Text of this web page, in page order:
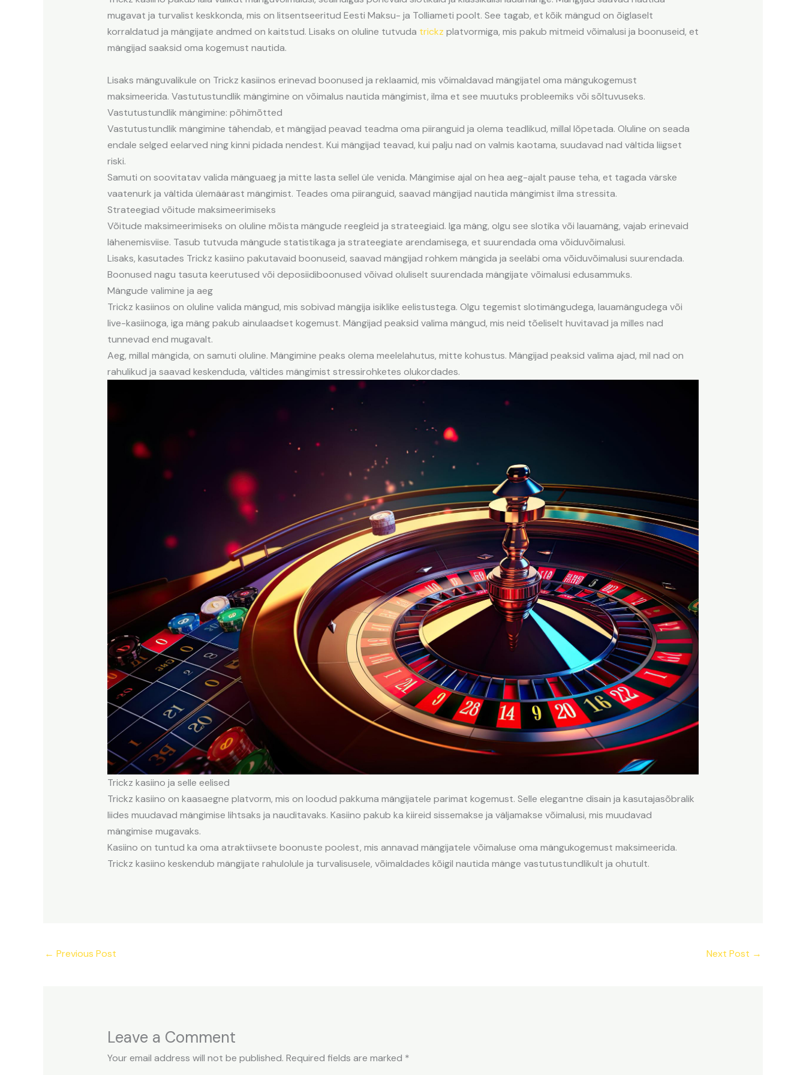
mugavat ja turvalist keskkonda, mis on litsentseeritud Eesti Maksu- ja Tolliameti poolt. See tagab, et kõik mängud on õiglaselt
korraldatud ja mängijate andmed on kaitstud. Lisaks on oluline tutvuda trickz platvormiga, mis pakub mitmeid võimalusi ja boonuseid, et
mängijad saaksid oma kogemust nautida.
Lisaks mänguvalikule on Trickz kasiinos erinevad boonused ja reklaamid, mis võimaldavad mängijatel oma mängukogemust
maksimeerida. Vastutustundlik mängimine on võimalus nautida mängimist, ilma et see muutuks probleemiks või sõltuvuseks.
Vastutustundlik mängimine: põhimõtted
Vastutustundlik mängimine tähendab, et mängijad peavad teadma oma piiranguid ja olema teadlikud, millal lõpetada. Oluline on seada
endale selged eelarved ning kinni pidada nendest. Kui mängijad teavad, kui palju nad on valmis kaotama, suudavad nad vältida liigset
riski.
Samuti on soovitatav valida mänguaeg ja mitte lasta sellel üle venida. Mängimise ajal on hea aeg-ajalt pause teha, et tagada värske
vaatenurk ja vältida ülemäärast mängimist. Teades oma piiranguid, saavad mängijad nautida mängimist ilma stressita.
Strateegiad võitude maksimeerimiseks
Võitude maksimeerimiseks on oluline mõista mängude reegleid ja strateegiaid. Iga mäng, olgu see slotika või lauamäng, vajab erinevaid
lähenemisviise. Tasub tutvuda mängude statistikaga ja strateegiate arendamisega, et suurendada oma võiduvõimalusi.
Lisaks, kasutades Trickz kasiino pakutavaid boonuseid, saavad mängijad rohkem mängida ja seeläbi oma võiduvõimalusi suurendada.
Boonused nagu tasuta keerutused või deposiidiboonused võivad oluliselt suurendada mängijate võimalusi edusammuks.
Mängude valimine ja aeg
Trickz kasiinos on oluline valida mängud, mis sobivad mängija isiklike eelistustega. Olgu tegemist slotimängudega, lauamängudega või
live-kasiinoga, iga mäng pakub ainulaadset kogemust. Mängijad peaksid valima mängud, mis neid tõeliselt huvitavad ja milles nad
tunnevad end mugavalt.
Aeg, millal mängida, on samuti oluline. Mängimine peaks olema meelelahutus, mitte kohustus. Mängijad peaksid valima ajad, mil nad on
rahulikud ja saavad keskenduda, vältides mängimist stressirohketes olukordades.
Trickz kasiino ja selle eelised
Trickz kasiino on kaasaegne platvorm, mis on loodud pakkuma mängijatele parimat kogemust. Selle elegantne disain ja kasutajasõbralik
liides muudavad mängimise lihtsaks ja nauditavaks. Kasiino pakub ka kiireid sissemakse ja väljamakse võimalusi, mis muudavad
mängimise mugavaks.
Kasiino on tuntud ka oma atraktiivsete boonuste poolest, mis annavad mängijatele võimaluse oma mängukogemust maksimeerida.
Trickz kasiino keskendub mängijate rahulolule ja turvalisusele, võimaldades kõigil nautida mänge vastutustundlikult ja ohutult.
← Previous Post Next Post →
Leave a Comment
Your email address will not be published. Required fields are marked *